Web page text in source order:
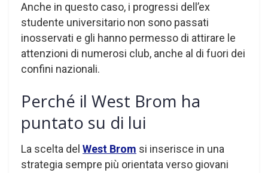
Anche in questo caso, i progressi dell’ex
studente universitario non sono passati
inosservati e gli hanno permesso di attirare le
attenzioni di numerosi club, anche al di fuori dei
confini nazionali.
Perché il West Brom ha
puntato su di lui
La scelta del West Brom si inserisce in una
strategia sempre più orientata verso giovani